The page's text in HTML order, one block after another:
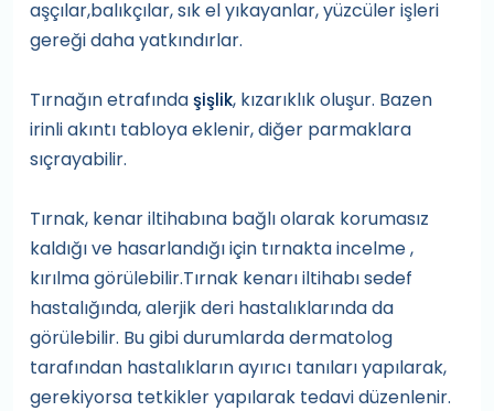
aşçılar,balıkçılar, sık el yıkayanlar, yüzcüler işleri
gereği daha yatkındırlar.
Tırnağın etrafındaşişlik, kızarıklık oluşur. Bazen
irinli akıntı tabloya eklenir, diğer parmaklara
sıçrayabilir.
Tırnak, kenar iltihabına bağlı olarak korumasız
kaldığı ve hasarlandığı için tırnakta incelme ,
kırılma görülebilir.Tırnak kenarı iltihabı sedef
hastalığında, alerjik deri hastalıklarında da
görülebilir. Bu gibi durumlarda dermatolog
tarafından hastalıkların ayırıcı tanıları yapılarak,
gerekiyorsa tetkikler yapılarak tedavi düzenlenir.